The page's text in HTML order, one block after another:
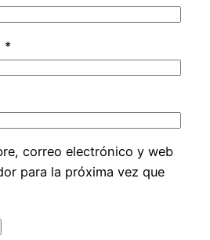
*
correo electrónico y web
para la próxima vez que